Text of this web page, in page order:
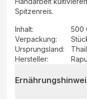
Spitzenreis.
Inhalt:
500
Verpackung:
Ursprungsland:
Hersteller: